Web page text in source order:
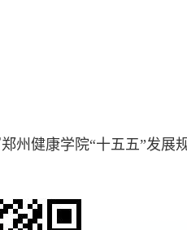
州健康学院“十五五”发展